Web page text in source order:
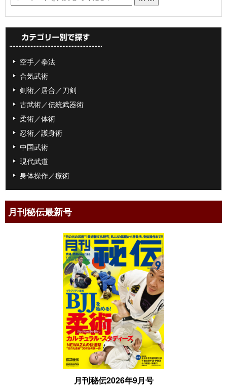
空手／拳法
合気武術
剣術／居合／刀剣
古武術／伝統武器術
柔術／体術
忍術／護身術
中国武術
現代武道
身体操作／療術
月刊秘伝最新号
月刊秘伝2026年9月号